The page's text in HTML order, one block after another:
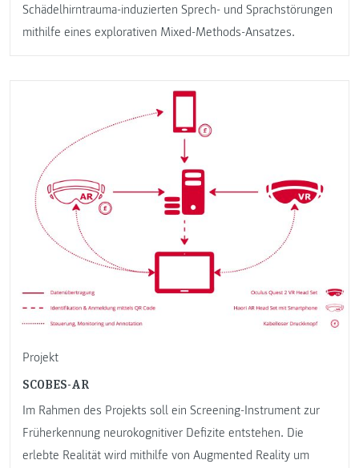
Schädelhirntrauma-induzierten Sprech- und Sprachstörungen
mithilfe eines explorativen Mixed-Methods-Ansatzes.
Projekt
SCOBES-AR
Im Rahmen des Projekts soll ein Screening-Instrument zur
Früherkennung neurokognitiver Defizite entstehen. Die
erlebte Realität wird mithilfe von Augmented Reality um